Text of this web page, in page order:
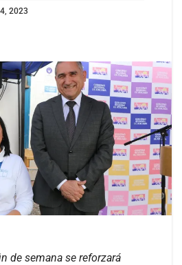
2023
de semana se reforzará